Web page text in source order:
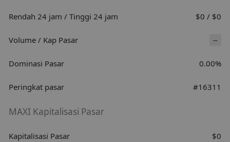
Rendah 24 jam / Tinggi 24 jam $0 / $0
Volume / Kap Pasar --
Dominasi Pasar 0.00%
Peringkat pasar #16311
MAXI Kapitalisasi Pasar
Kapitalisasi Pasar $0